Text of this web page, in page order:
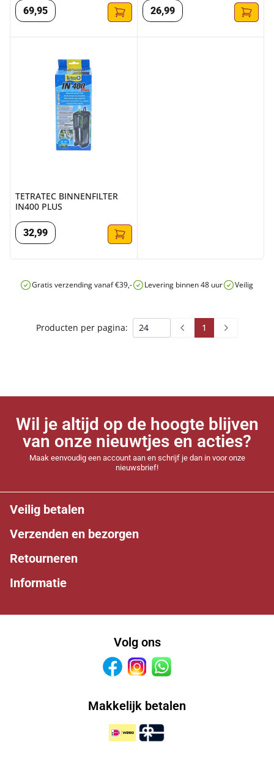
69,95 26,99
TETRATEC BINNENFILTER
IN400 PLUS
32,99
Gratis verzending vanaf €39,- Levering binnen 48 uur Veilig
Producten per pagina: Prev 1 Next
Wil je altijd op de hoogte blijven
van onze nieuwtjes en acties?
Maak eenvoudig een account aan en schrijf je dan in voor onze
nieuwsbrief!
Veilig betalen
Verzenden en bezorgen
Retourneren
Informatie
Volg ons
FacebookInstagram
Makkelijk betalen